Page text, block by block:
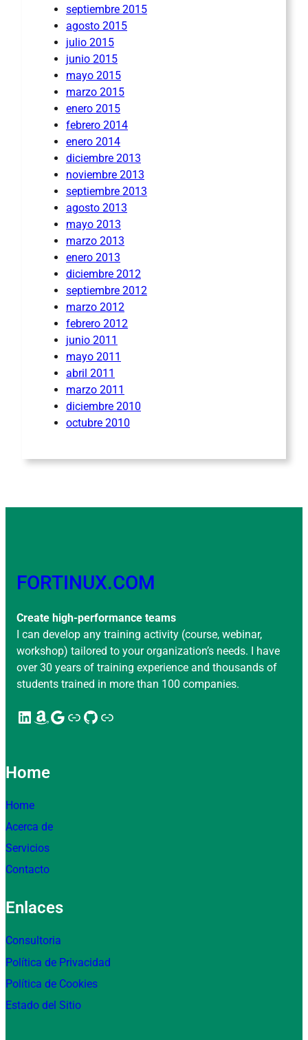
septiembre 2015
agosto 2015
julio 2015
junio 2015
mayo 2015
marzo 2015
enero 2015
febrero 2014
enero 2014
diciembre 2013
noviembre 2013
septiembre 2013
agosto 2013
mayo 2013
marzo 2013
enero 2013
diciembre 2012
septiembre 2012
marzo 2012
febrero 2012
junio 2011
mayo 2011
abril 2011
marzo 2011
diciembre 2010
octubre 2010
FORTINUX.COM
Create high-performance teams
I can develop any training activity (course, webinar,
workshop) tailored to your organization’s needs. I have
over 30 years of training experience and thousands of
students trained in more than 100 companies.
LinkedIn Amazon Google Enlace GitHub Enlace
Home
Home
Acerca de
Servicios
Contacto
Enlaces
Consultoria
Política de Privacidad
Política de Cookies
Estado del Sitio